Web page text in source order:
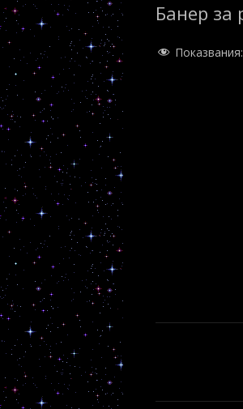
Банер за
Показвания: